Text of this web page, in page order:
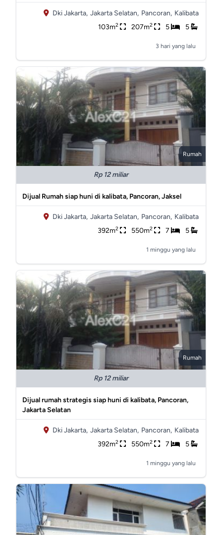
Dki Jakarta, Jakarta Selatan, Pancoran, Kalibata
103m2 207m2 5 5
3 hari yang lalu
Rumah
Rp 12 miliar
Dijual Rumah siap huni di kalibata, Pancoran, Jaksel
Dki Jakarta, Jakarta Selatan, Pancoran, Kalibata
392m2 550m2 7 5
1 minggu yang lalu
Rumah
Rp 12 miliar
Dijual rumah strategis siap huni di kalibata, Pancoran,
Jakarta Selatan
Dki Jakarta, Jakarta Selatan, Pancoran, Kalibata
392m2 550m2 7 5
1 minggu yang lalu